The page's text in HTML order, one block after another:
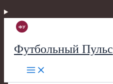
Футбольный Пульс